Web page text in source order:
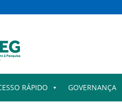
RÁPIDO GOVERNANÇA